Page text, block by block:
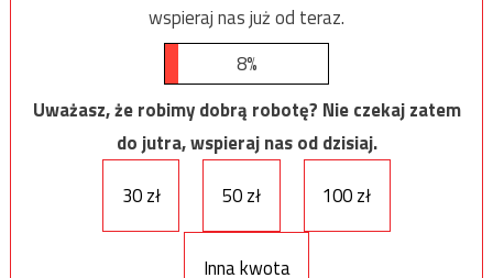
wspieraj nas już od teraz.
8%
Uważasz, że robimy dobrą robotę? Nie czekaj zatem
do jutra, wspieraj nas od dzisiaj.
30 zł
50 zł 100 zł
Inna kwota